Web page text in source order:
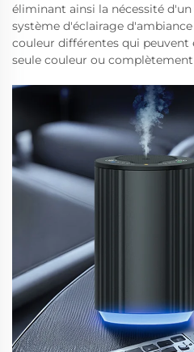
éliminant ainsi la nécessité
système d'éclairage
couleur différentes qui peuvent
seule couleur ou